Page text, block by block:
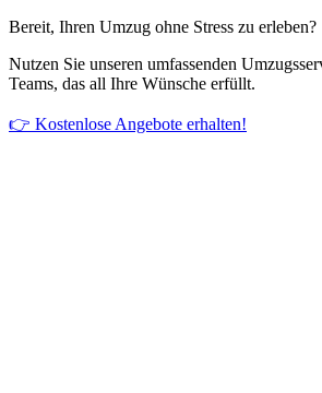
Bereit, Ihren Umzug ohne Stress zu erleben?
Nutzen Sie unseren umfassenden
Teams, das all Ihre Wünsche erfüllt.
👉 Kostenlose Angebote erhalten!